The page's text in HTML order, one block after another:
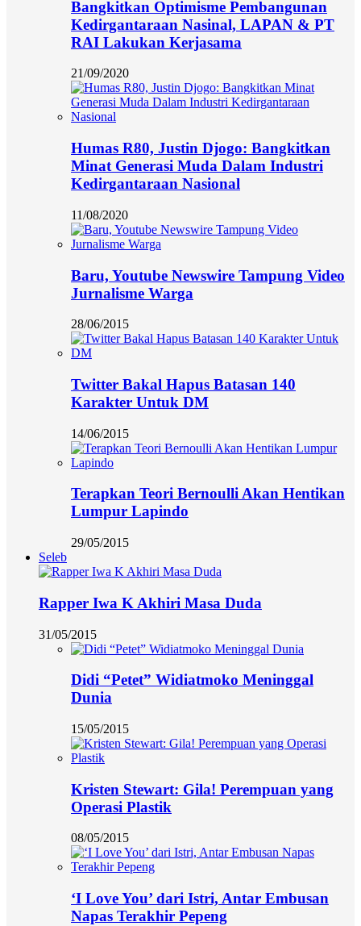
Bangkitkan Optimisme Pembangunan
Kedirgantaraan Nasinal, LAPAN & PT
RAI Lakukan Kerjasama
21/09/2020
Humas R80, Justin Djogo: Bangkitkan
Minat Generasi Muda Dalam Industri
Kedirgantaraan Nasional
11/08/2020
Baru, Youtube Newswire Tampung Video
Jurnalisme Warga
28/06/2015
Twitter Bakal Hapus Batasan 140
Karakter Untuk DM
14/06/2015
Terapkan Teori Bernoulli Akan Hentikan
Lumpur Lapindo
29/05/2015
Seleb
Rapper Iwa K Akhiri Masa Duda
31/05/2015
Didi “Petet” Widiatmoko Meninggal
Dunia
15/05/2015
Kristen Stewart: Gila! Perempuan yang
Operasi Plastik
08/05/2015
‘I Love You’ dari Istri, Antar Embusan
Napas Terakhir Pepeng